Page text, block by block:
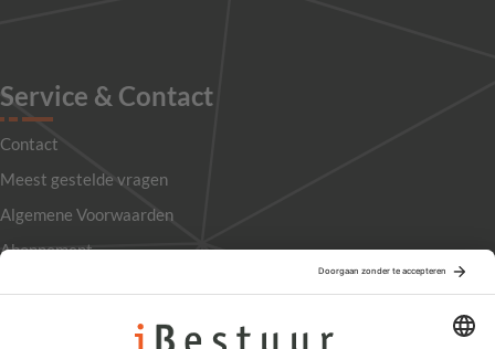
Service & Contact
Contact
Meest gestelde vragen
Algemene Voorwaarden
Abonnement